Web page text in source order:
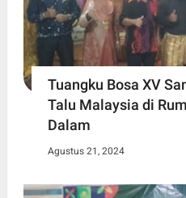
Tuangku Bosa XV
Talu Malaysia di
Dalam
Agustus 21, 2024